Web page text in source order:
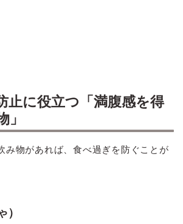
に役立つ「満腹感を得
」
み物があれば、食べ過ぎを防ぐことが
）